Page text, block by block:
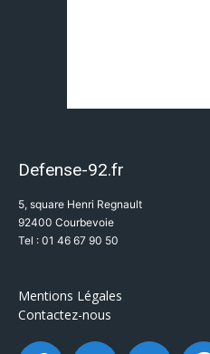
Defense-92.fr
5, square Henri Regnault
92400 Courbevoie
Tel : 01 46 67 90 50
Mentions Légales
Contactez-nous